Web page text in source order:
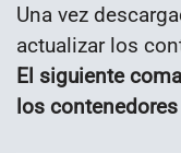
Una vez
actualizar los
El siguiente
los